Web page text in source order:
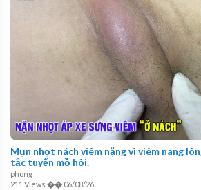
Mụn nhọt nách viêm nặng vì viêm nang
tắc tuyến mồ hôi.
phong
211 Views �� 06/08/26